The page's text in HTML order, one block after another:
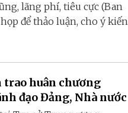
lãng phí, tiêu cực (Ban
để thảo luận, cho ý kiến
trao huân chương
đạo Đảng, Nhà nước